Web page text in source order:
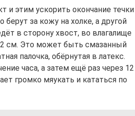
и этим ускорить окончание течки
за кожу на холке, а другой
в сторону хвост, во влагалище
2 см. Это может быть смазанный
палочка, обёрнутая в латекс.
часа, а затем ещё раз через 12
громко мяукать и кататься по